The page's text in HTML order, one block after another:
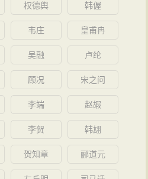
权德舆 韩偓
韦庄 皇甫冉
吴融 卢纶
顾况 宋之问
李端 赵嘏
李贺 韩翃
贺知章 郦道元